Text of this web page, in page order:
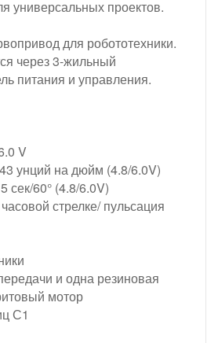
универсальных проектов.
для робототехники.
через 3-жильный
питания и управления.
V
унций на дюйм (4.8/6.0V)
сек/60° (4.8/6.0V)
стрелке/ пульсация
и одна резиновая
мотор
С1